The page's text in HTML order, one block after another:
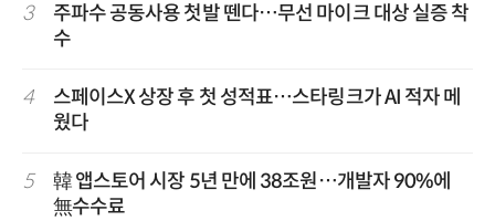
3
주파수 공동사용 첫발 뗀다…무선 마이크 대상 실증 착
수
4
스페이스X 상장 후 첫 성적표…스타링크가 AI 적자 메
웠다
5
韓 앱스토어 시장 5년 만에 38조원…개발자 90%에
無수수료